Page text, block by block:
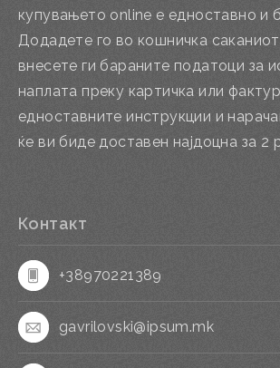
купувањето online е едноставно и
Додадете го во кошничка
внесете ги бараните податоци за
наплата преку картичка или
едноставните инструкции и
ќе ви биде доставен најдоцна за 2
Контакт
+38970221389
gavrilovski@ipsum.mk